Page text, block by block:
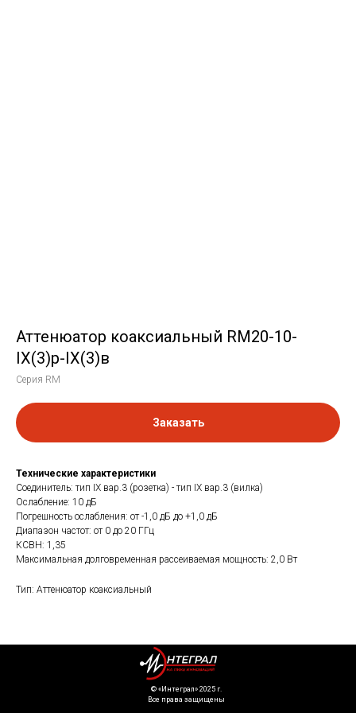
Аттенюатор коаксиальный RM20-10-
IX(3)р-IX(3)в
Серия RM
Заказать
Технические характеристики
Соединитель: тип IX вар.3 (розетка) - тип IX вар.3 (вилка)
Ослабление: 10 дБ
Погрешность ослабления: от -1,0 дБ до +1,0 дБ
Диапазон частот: от 0 до 20 ГГц
КСВН: 1,35
Максимальная долговременная рассеиваемая мощность: 2,0 Вт
Тип: Аттенюатор коаксиальный
©️ «Интеграл» 2025 г.
Все права защищены